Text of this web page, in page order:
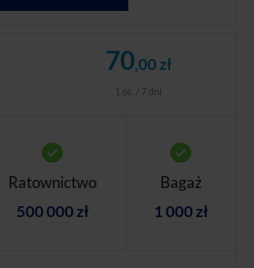
70,00 zł
1 os. / 7 dni
Ratownictwo
500 000 zł
Bagaż
1 000 zł